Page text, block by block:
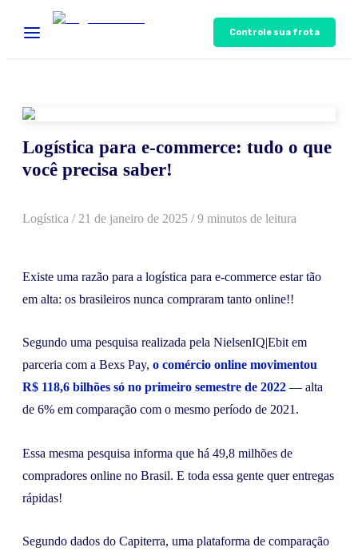
Controle sua frota
Logística para e-commerce: tudo o que
você precisa saber!
Logística / 21 de janeiro de 2025 / 9 minutos de leitura
Existe uma razão para a logística para e-commerce estar tão
em alta: os brasileiros nunca compraram tanto online!!
Segundo uma pesquisa realizada pela NielsenIQ|Ebit em
parceria com a Bexs Pay, o comércio online movimentou
R$ 118,6 bilhões só no primeiro semestre de 2022 — alta
de 6% em comparação com o mesmo período de 2021.
Essa mesma pesquisa informa que há 49,8 milhões de
compradores online no Brasil. E toda essa gente quer entregas
rápidas!
Segundo dados do Capiterra, uma plataforma de comparação